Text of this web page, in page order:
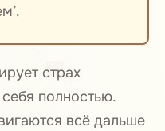
страх
себя полностью.
всё дальше